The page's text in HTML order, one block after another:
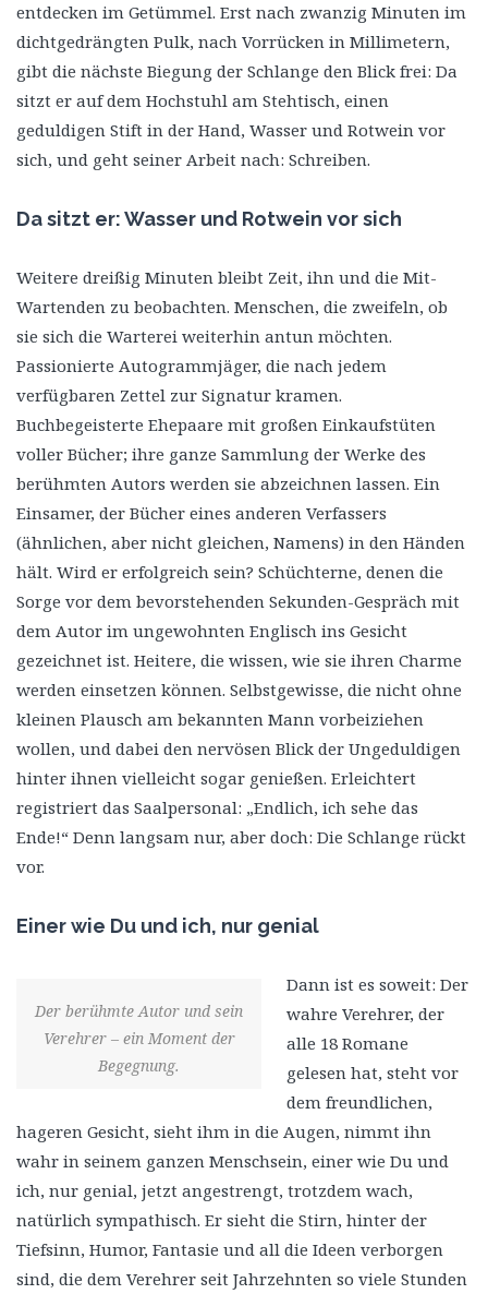
entdecken im Getümmel. Erst nach zwanzig Minuten im
dichtgedrängten Pulk, nach Vorrücken in Millimetern,
gibt die nächste Biegung der Schlange den Blick frei: Da
sitzt er auf dem Hochstuhl am Stehtisch, einen
geduldigen Stift in der Hand, Wasser und Rotwein vor
sich, und geht seiner Arbeit nach: Schreiben.
Da sitzt er: Wasser und Rotwein vor sich
Weitere dreißig Minuten bleibt Zeit, ihn und die Mit-
Wartenden zu beobachten. Menschen, die zweifeln, ob
sie sich die Warterei weiterhin antun möchten.
Passionierte Autogrammjäger, die nach jedem
verfügbaren Zettel zur Signatur kramen.
Buchbegeisterte Ehepaare mit großen Einkaufstüten
voller Bücher; ihre ganze Sammlung der Werke des
berühmten Autors werden sie abzeichnen lassen. Ein
Einsamer, der Bücher eines anderen Verfassers
(ähnlichen, aber nicht gleichen, Namens) in den Händen
hält. Wird er erfolgreich sein? Schüchterne, denen die
Sorge vor dem bevorstehenden Sekunden-Gespräch mit
dem Autor im ungewohnten Englisch ins Gesicht
gezeichnet ist. Heitere, die wissen, wie sie ihren Charme
werden einsetzen können. Selbstgewisse, die nicht ohne
kleinen Plausch am bekannten Mann vorbeiziehen
wollen, und dabei den nervösen Blick der Ungeduldigen
hinter ihnen vielleicht sogar genießen. Erleichtert
registriert das Saalpersonal: „Endlich, ich sehe das
Ende!“ Denn langsam nur, aber doch: Die Schlange rückt
vor.
Einer wie Du und ich, nur genial
Der berühmte Autor und sein
Verehrer – ein Moment der
Begegnung.
Dann ist es soweit: Der
wahre Verehrer, der
alle 18 Romane
gelesen hat, steht vor
dem freundlichen,
hageren Gesicht, sieht ihm in die Augen, nimmt ihn
wahr in seinem ganzen Menschsein, einer wie Du und
ich, nur genial, jetzt angestrengt, trotzdem wach,
natürlich sympathisch. Er sieht die Stirn, hinter der
Tiefsinn, Humor, Fantasie und all die Ideen verborgen
sind, die dem Verehrer seit Jahrzehnten so viele Stunden